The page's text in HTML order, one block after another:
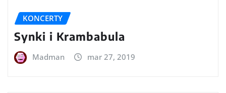
KONCERTY
Synki i Krambabula
Madman mar 27, 2019